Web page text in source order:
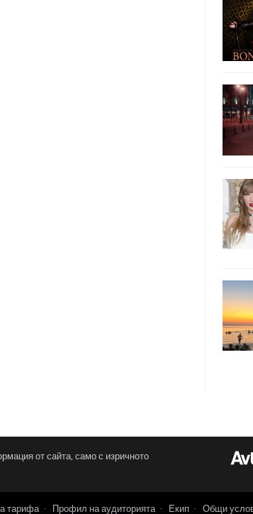
от сайта, само с изричното
тарифа Профил на аудиторията Екип Общи